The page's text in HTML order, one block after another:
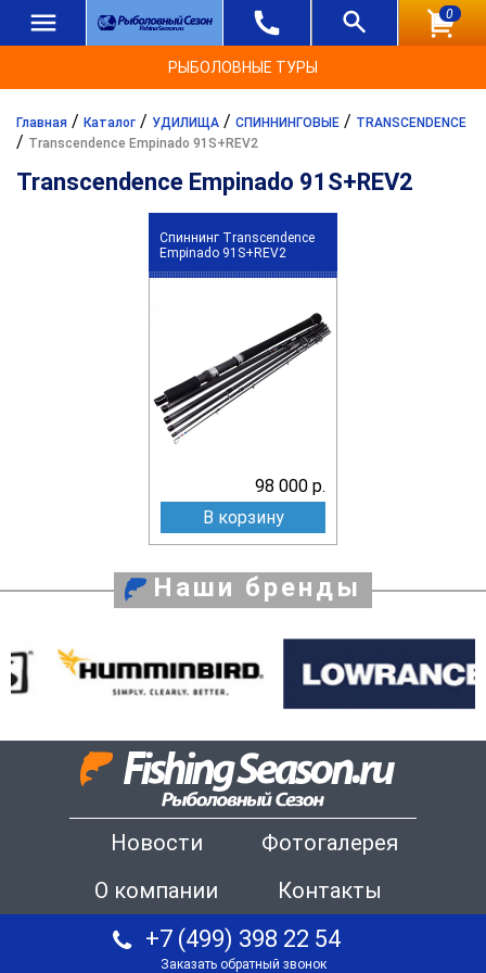
0
РЫБОЛОВНЫЕ ТУРЫ
Главная / Каталог / УДИЛИЩА / СПИННИНГОВЫЕ / TRANSCENDENCE
/ Transcendence Empinado 91S+REV2
Transcendence Empinado 91S+REV2
Спиннинг Transcendence
Empinado 91S+REV2
98 000 р.
В корзину
Наши бренды
Новости
Фотогалерея
О компании
Контакты
+7 (499) 398 22 54
Заказать обратный звонок